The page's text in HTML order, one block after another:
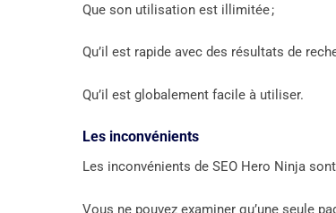
Que son utilisation est illimitée ;
Qu’il est rapide avec des résultats de
Qu’il est globalement facile à utiliser.
Les inconvénients
Les inconvénients de SEO Hero Ninja
Vous ne pouvez examiner qu’une seule